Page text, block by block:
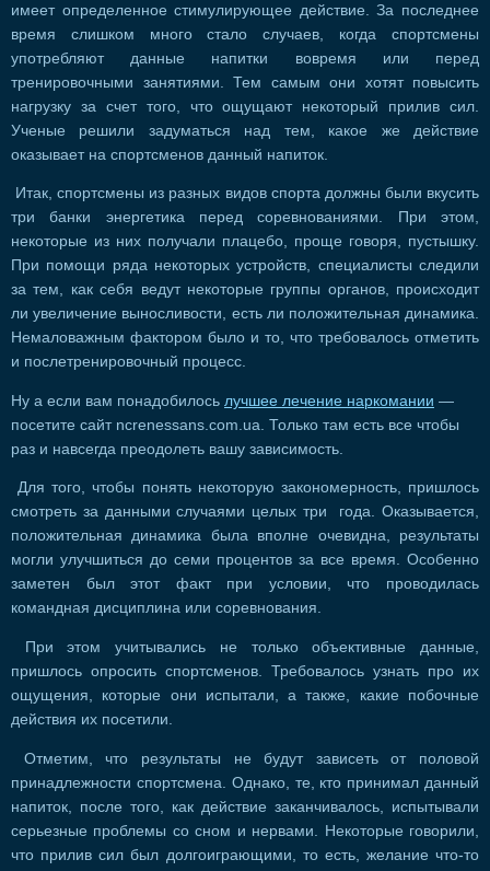
имеет определенное стимулирующее действие. За последнее
время слишком много стало случаев, когда спортсмены
употребляют данные напитки вовремя или перед
тренировочными занятиями. Тем самым они хотят повысить
нагрузку за счет того, что ощущают некоторый прилив сил.
Ученые решили задуматься над тем, какое же действие
оказывает на спортсменов данный напиток.
Итак, спортсмены из разных видов спорта должны были вкусить
три банки энергетика перед соревнованиями. При этом,
некоторые из них получали плацебо, проще говоря, пустышку.
При помощи ряда некоторых устройств, специалисты следили
за тем, как себя ведут некоторые группы органов, происходит
ли увеличение выносливости, есть ли положительная динамика.
Немаловажным фактором было и то, что требовалось отметить
и послетренировочный процесс.
Ну а если вам понадобилось лучшее лечение наркомании —
посетите сайт ncrenessans.com.ua. Только там есть все чтобы
раз и навсегда преодолеть вашу зависимость.
Для того, чтобы понять некоторую закономерность, пришлось
смотреть за данными случаями целых три года. Оказывается,
положительная динамика была вполне очевидна, результаты
могли улучшиться до семи процентов за все время. Особенно
заметен был этот факт при условии, что проводилась
командная дисциплина или соревнования.
При этом учитывались не только объективные данные,
пришлось опросить спортсменов. Требовалось узнать про их
ощущения, которые они испытали, а также, какие побочные
действия их посетили.
Отметим, что результаты не будут зависеть от половой
принадлежности спортсмена. Однако, те, кто принимал данный
напиток, после того, как действие заканчивалось, испытывали
серьезные проблемы со сном и нервами. Некоторые говорили,
что прилив сил был долгоиграющими, то есть, желание что-то